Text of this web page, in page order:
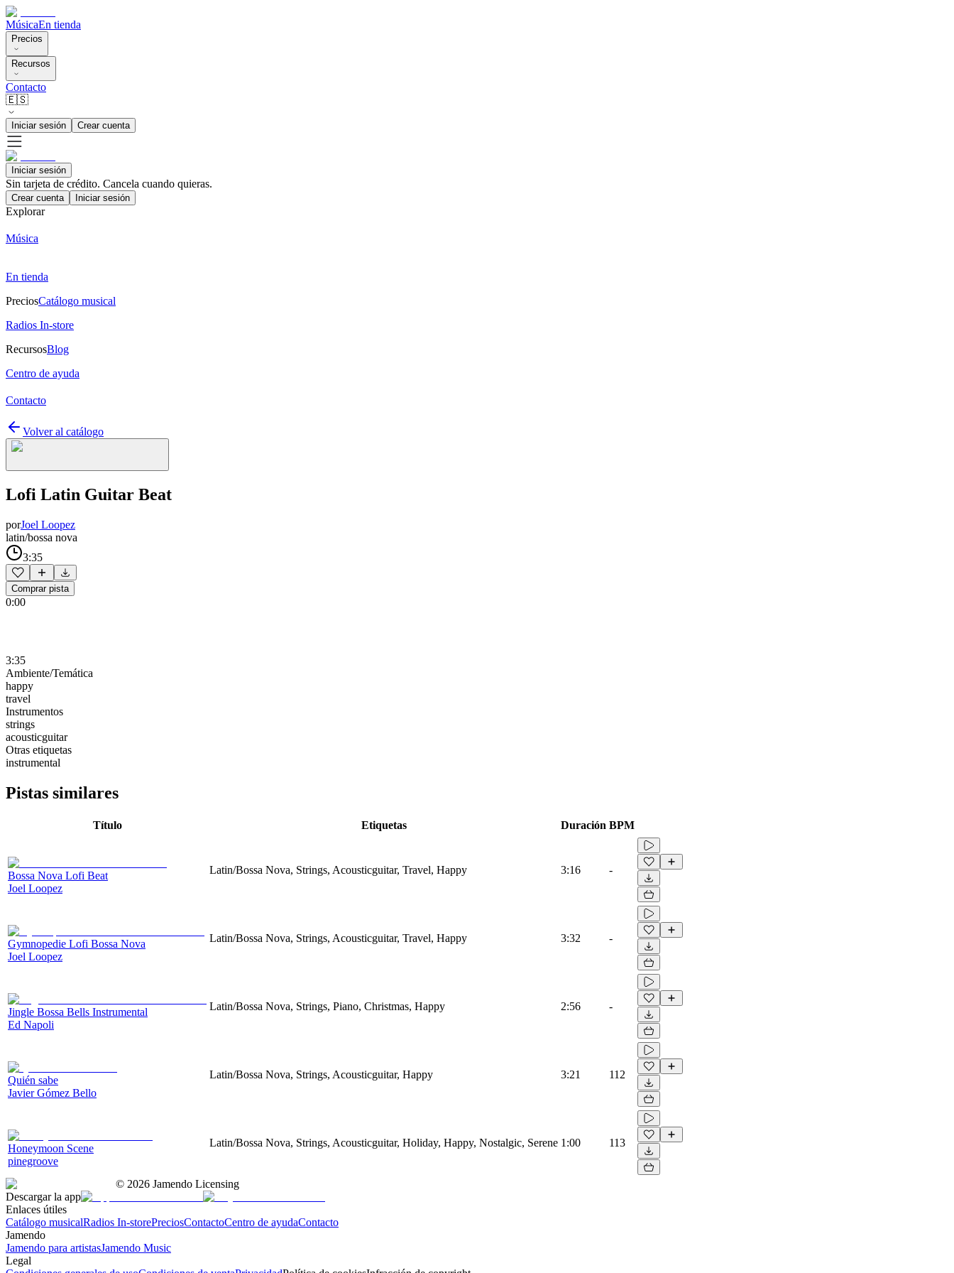
MúsicaEn tienda
Precios
Recursos
Contacto
🇪🇸
Iniciar sesión Crear cuenta
Iniciar sesión
Sin tarjeta de crédito. Cancela cuando quieras.
Crear cuenta Iniciar sesión
Explorar
Música
En tienda
PreciosCatálogo musical
Radios In-store
RecursosBlog
Centro de ayuda
Contacto
Volver al catálogo
Lofi Latin Guitar Beat
porJoel Loopez
latin/bossa nova
3:35
Comprar pista
0:00
3:35
Ambiente/Temática
happy
travel
Instrumentos
strings
acousticguitar
Otras etiquetas
instrumental
Pistas similares
Título Etiquetas Duración BPM
Bossa Nova Lofi Beat
Joel Loopez
Latin/Bossa Nova, Strings, Acousticguitar, Travel, Happy 3:16 -
Gymnopedie Lofi Bossa Nova
Joel Loopez
Latin/Bossa Nova, Strings, Acousticguitar, Travel, Happy 3:32 -
Jingle Bossa Bells Instrumental
Ed Napoli
Latin/Bossa Nova, Strings, Piano, Christmas, Happy 2:56 -
Quién sabe
Javier Gómez Bello
Latin/Bossa Nova, Strings, Acousticguitar, Happy 3:21 112
Honeymoon Scene
pinegroove
Latin/Bossa Nova, Strings, Acousticguitar, Holiday, Happy, Nostalgic, Serene 1:00 113
© 2026 Jamendo Licensing
Descargar la app
Enlaces útiles
Catálogo musicalRadios In-storePreciosContactoCentro de ayudaContacto
Jamendo
Jamendo para artistasJamendo Music
Legal